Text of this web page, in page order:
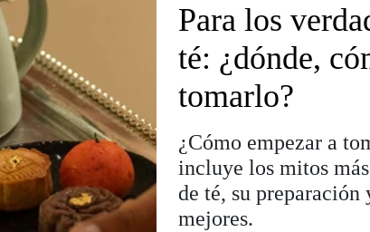
Para los
té: ¿dónde,
tomarlo?
¿Cómo empezar a
incluye los mitos
de té, su preparación
mejores.